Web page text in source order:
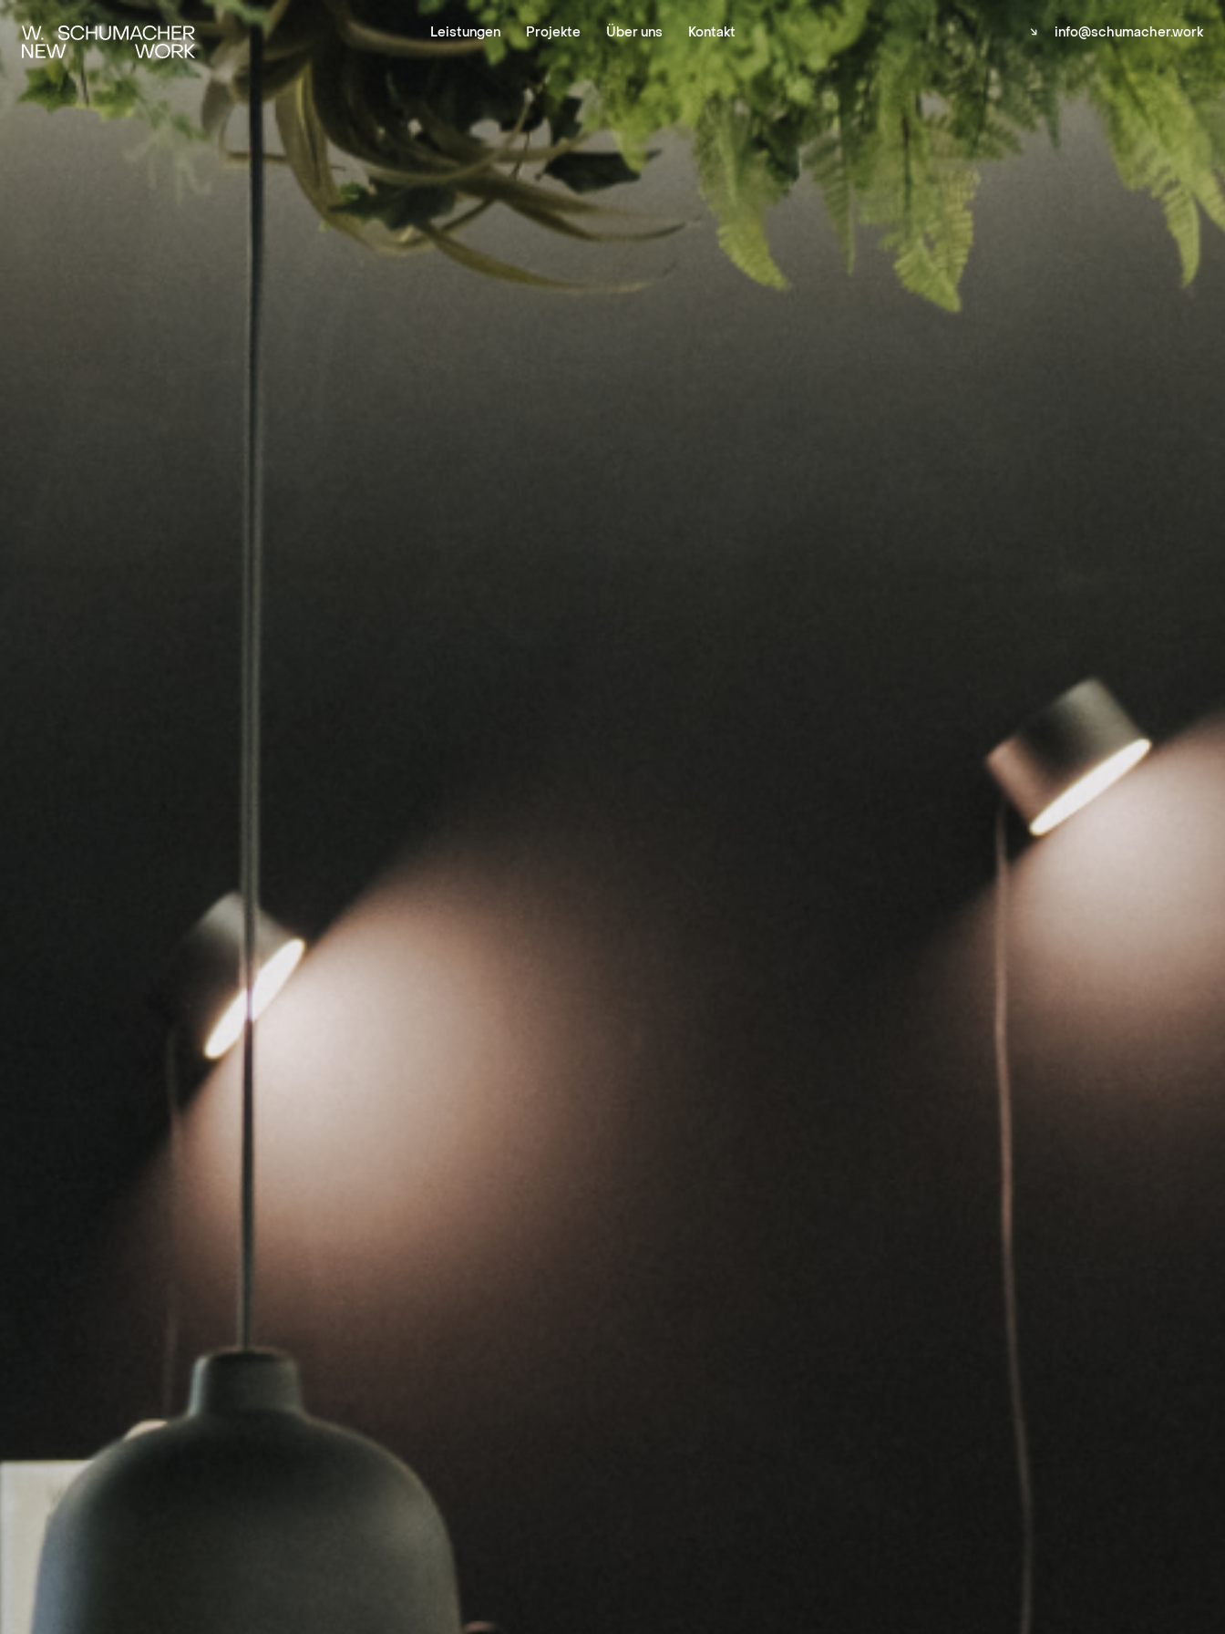
Leistungen
Organisation
Supply
Projekte Über uns Kontakt ↘ info@schumacher.work